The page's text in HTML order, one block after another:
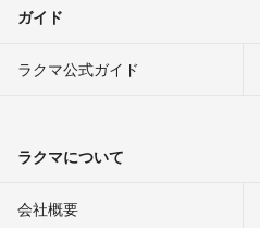
ガイド
ラクマ公式ガイド
ラクマについて
会社概要